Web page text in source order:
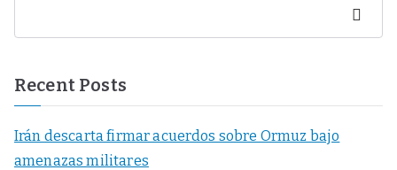
Buscar
Recent Posts
Irán descarta firmar acuerdos sobre Ormuz bajo
amenazas militares